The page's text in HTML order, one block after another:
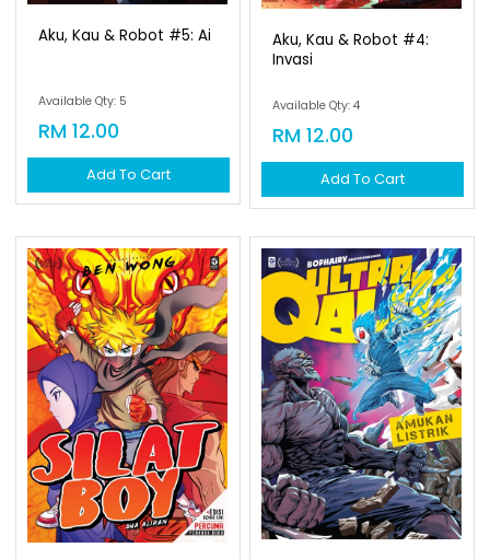
Aku, Kau & Robot #5: Ai
Available Qty: 5
RM 12.00
Add To Cart
Aku, Kau & Robot #4:
Invasi
Available Qty: 4
RM 12.00
Add To Cart